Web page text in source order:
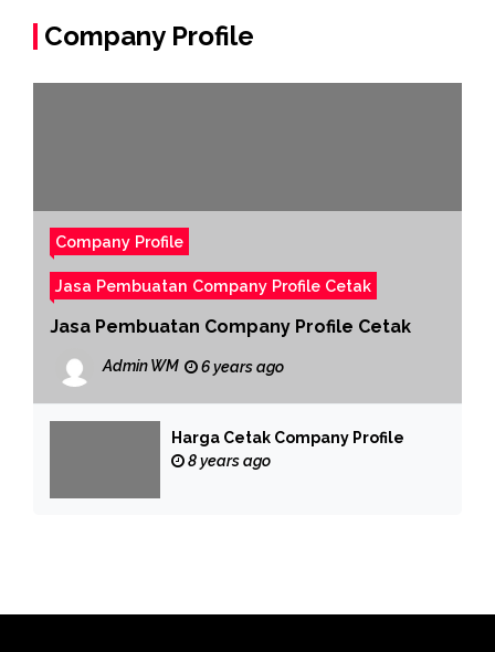
Company Profile
Company Profile
Jasa Pembuatan Company Profile Cetak
Jasa Pembuatan Company Profile Cetak
Admin WM 6 years ago
Harga Cetak Company Profile
8 years ago